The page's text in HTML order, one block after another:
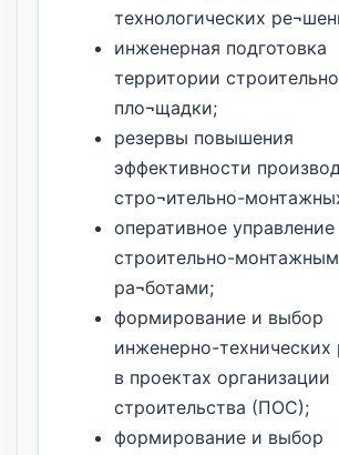
технологических
инженерная подготовка
территории
пло¬щадки;
резервы повышения
эффективности
стро¬ительно-
оперативное управление
строительно-
ра¬ботами;
формирование и выбор
инженерно-технических
в проектах организации
строительства (ПОС);
формирование и выбор